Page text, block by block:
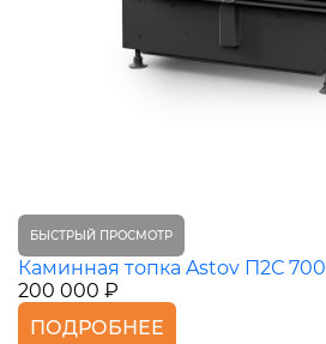
БЫСТРЫЙ ПРОСМОТР
Каминная топка Astov П2С 700
200 000 ₽
ПОДРОБНЕЕ